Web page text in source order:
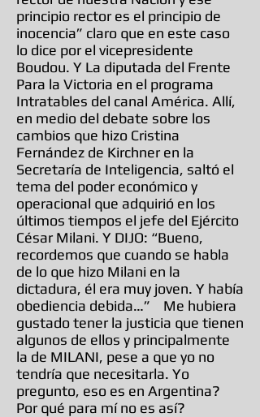
principio rector es el principio de
inocencia” claro que en este caso
lo dice por el vicepresidente
Boudou. Y La diputada del Frente
Para la Victoria en el programa
Intratables del canal América. Allí,
en medio del debate sobre los
cambios que hizo Cristina
Fernández de Kirchner en la
Secretaría de Inteligencia, saltó el
tema del poder económico y
operacional que adquirió en los
últimos tiempos el jefe del Ejército
César Milani. Y DIJO: “Bueno,
recordemos que cuando se habla
de lo que hizo Milani en la
dictadura, él era muy joven. Y había
obediencia debida…” Me hubiera
gustado tener la justicia que tienen
algunos de ellos y principalmente
la de MILANI, pese a que yo no
tendría que necesitarla. Yo
pregunto, eso es en Argentina?
Por qué para mí no es así?